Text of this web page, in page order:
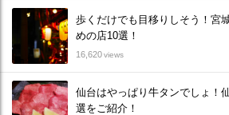
歩くだけでも目移りしそう！宮
めの店10選！
16,620views
仙台はやっぱり牛タンでしょ！
選をご紹介！